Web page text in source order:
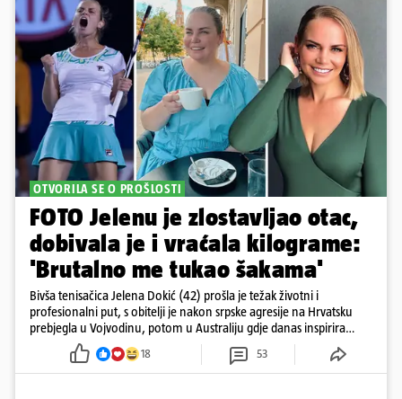
OTVORILA SE O PROŠLOSTI
FOTO Jelenu je zlostavljao otac,
dobivala je i vraćala kilograme:
'Brutalno me tukao šakama'
Bivša tenisačica Jelena Dokić (42) prošla je težak životni i
profesionalni put, s obitelji je nakon srpske agresije na Hrvatsku
prebjegla u Vojvodinu, potom u Australiju gdje danas inspirira
18 53